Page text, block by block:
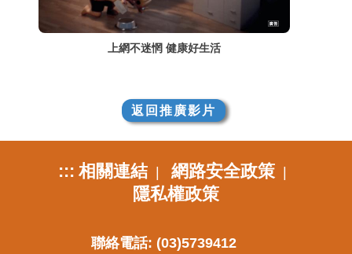
上網不迷惘 健康好生活
返回推廣影片
::: 相關連結| 網路安全政策|
隱私權政策
聯絡電話: (03)5739412